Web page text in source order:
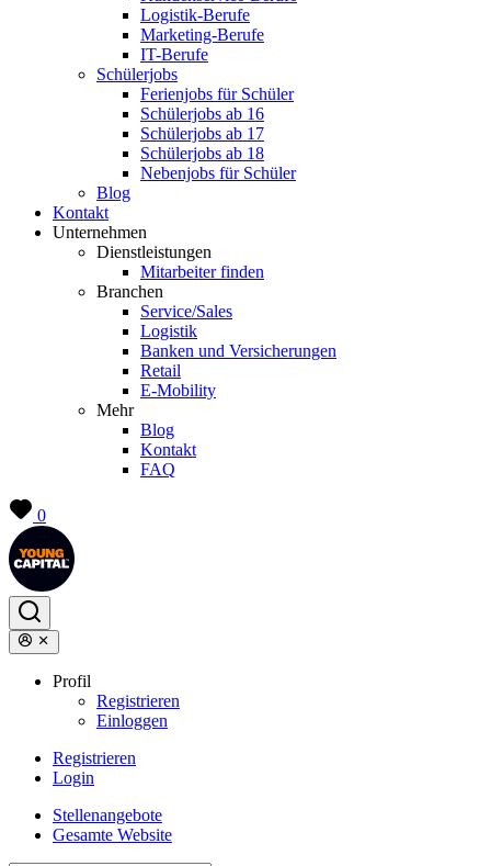
Logistik-Berufe
Marketing-Berufe
IT-Berufe
Schülerjobs
Ferienjobs für Schüler
Schülerjobs ab 16
Schülerjobs ab 17
Schülerjobs ab 18
Nebenjobs für Schüler
Blog
Kontakt
Unternehmen
Dienstleistungen
Mitarbeiter finden
Branchen
Service/Sales
Logistik
Banken und Versicherungen
Retail
E-Mobility
Mehr
Blog
Kontakt
FAQ
0
Profil
Registrieren
Einloggen
Registrieren
Login
Stellenangebote
Gesamte Website